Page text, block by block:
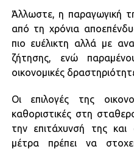
Άλλωστε, η παραγωγική
από τη χρόνια
πιο ευέλικτη αλλά με
ζήτησης, ενώ
οικονομικές
Οι επιλογές της
καθοριστικές στη
την επιτάχυνσή της και
μέτρα πρέπει να